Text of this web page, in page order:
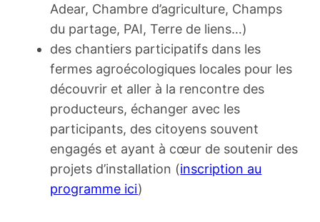
Adear, Chambre d’agriculture, Champs
du partage, PAI, Terre de liens…)
des chantiers participatifs dans les
fermes agroécologiques locales pour les
découvrir et aller à la rencontre des
producteurs, échanger avec les
participants, des citoyens souvent
engagés et ayant à cœur de soutenir des
projets d’installation (inscription au
programme ici)